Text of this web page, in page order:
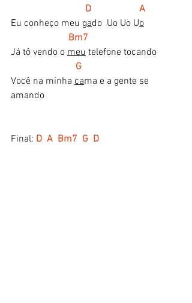
D                    A
Eu conheço meu gado  Uo Uo Uo
  Bm7
Já tô vendo o meu telefone tocando
  G
Você na minha cama e a gente se
amando
Final: D  A  Bm7  G  D